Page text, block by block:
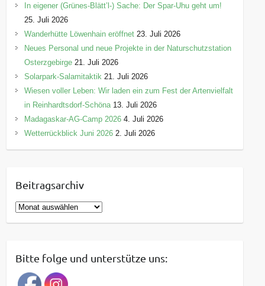
In eigener (Grünes-Blätt’l-) Sache: Der Spar-Uhu geht um!
25. Juli 2026
Wanderhütte Löwenhain eröffnet 23. Juli 2026
Neues Personal und neue Projekte in der Naturschutzstation
Osterzgebirge 21. Juli 2026
Solarpark-Salamitaktik 21. Juli 2026
Wiesen voller Leben: Wir laden ein zum Fest der Artenvielfalt
in Reinhardtsdorf-Schöna 13. Juli 2026
Madagaskar-AG-Camp 2026 4. Juli 2026
Wetterrückblick Juni 2026 2. Juli 2026
Beitragsarchiv
B
e
r
a
Bitte folge und unterstütze uns: